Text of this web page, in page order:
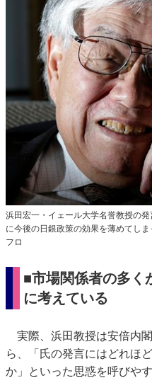
浜田宏一・イェール大学名誉教授の
に今後の日銀政策の効果を薄めてし
フロ
■市場関係者の多く
に考えている
実際、浜田教授は安倍内
ら、「氏の発言にはどれほ
か」といった思惑を呼びや